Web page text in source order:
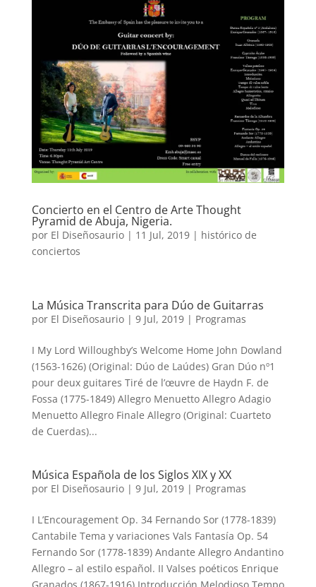
Concierto en el Centro de Arte Thought
Pyramid de Abuja, Nigeria.
por El Diseñosaurio| 11 Jul, 2019| histórico de
conciertos
La Música Transcrita para Dúo de Guitarras
por El Diseñosaurio| 9 Jul, 2019| Programas
I My Lord Willoughby’s Welcome Home John Dowland
(1563-1626) (Original: Dúo de Laúdes) Gran Dúo nº1
pour deux guitares Tiré de l’œuvre de Haydn F. de
Fossa (1775-1849) Allegro Menuetto Allegro Adagio
Menuetto Allegro Finale Allegro (Original: Cuarteto
de Cuerdas)...
Música Española de los Siglos XIX y XX
por El Diseñosaurio| 9 Jul, 2019| Programas
I L’Encouragement Op. 34 Fernando Sor (1778-1839)
Cantabile Tema y variaciones Vals Fantasía Op. 54
Fernando Sor (1778-1839) Andante Allegro Andantino
Allegro – al estilo español. II Valses poéticos Enrique
Granados (1867-1916) Introducción Melodioso Tempo